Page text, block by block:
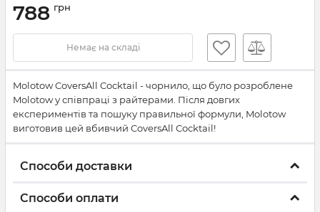
788 грн
Немає на складі
Molotow CoversAll Cocktail - чорнило, що було розроблене
Molotow у співпраці з райтерами. Після довгих
експериментів та пошуку правильної формули, Molotow
виготовив цей вбивчий CoversAll Cocktail!
Способи доставки
Способи оплати